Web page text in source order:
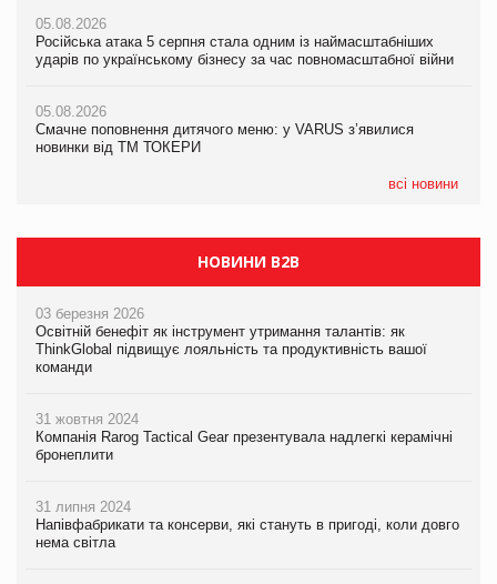
05.08.2026
Російська атака 5 серпня стала одним із наймасштабніших
ударів по українському бізнесу за час повномасштабної війни
05.08.2026
Смачне поповнення дитячого меню: у VARUS з’явилися
новинки від ТМ ТОКЕРИ
всі новини
05.08.2026
Російська атака 5 серпня стала одним із наймасштабніших
ударів по українському бізнесу за час повномасштабної війни
05.08.2026
Смачне поповнення дитячого меню: у VARUS з’явилися
новинки від ТМ ТОКЕРИ
продуктів
НОВИНИ B2B
03 березня 2026
Освітній бенефіт як інструмент утримання талантів: як
ThinkGlobal підвищує лояльність та продуктивність вашої
команди
31 жовтня 2024
Компанія Rarog Tactical Gear презентувала надлегкі керамічні
бронеплити
31 липня 2024
Напівфабрикати та консерви, які стануть в пригоді, коли довго
нема світла